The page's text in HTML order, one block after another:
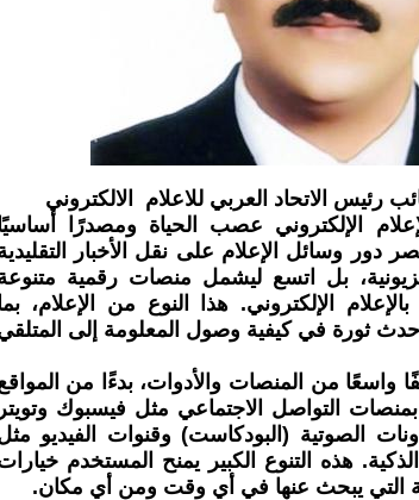
الاتحاد العربي للاعلام  الالكتروني
التي يبحث عنها في أي وقت ومن أي مكان.